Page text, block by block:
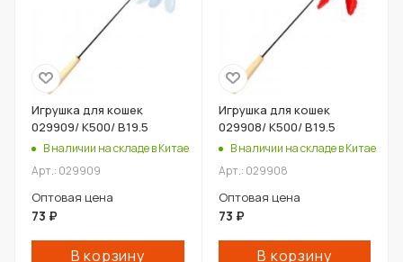
Игрушка для кошек
029909/ К500/ В19.5
В наличии на складе в Китае
Арт.: 029909
Оптовая цена
73 ₽
В корзину
Игрушка для кошек
029908/ К500/ В19.5
В наличии на складе в Китае
Арт.: 029908
Оптовая цена
73 ₽
В корзину